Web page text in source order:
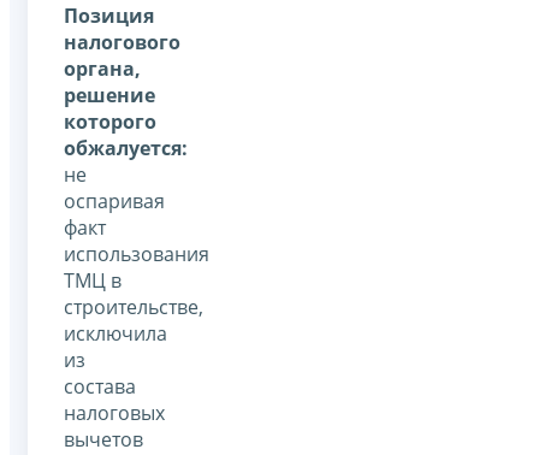
Позиция
налогового
органа,
решение
которого
обжалуется:
не
оспаривая
факт
использования
ТМЦ в
строительстве,
исключила
из
состава
налоговых
вычетов